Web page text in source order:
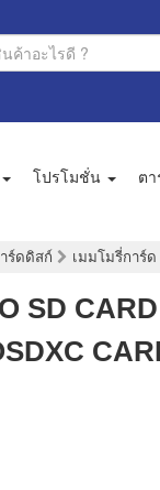
โปรโมชั่น ต
ร์ดดิสก์ เมมโมรี่การ์ด
SD